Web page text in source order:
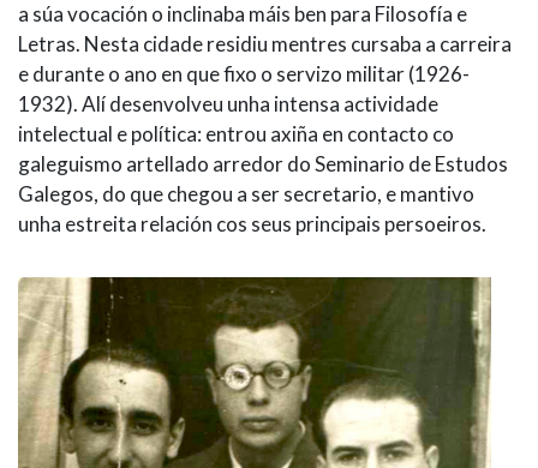
a súa vocación o inclinaba máis ben para Filosofía e
Letras. Nesta cidade residiu mentres cursaba a carreira
e durante o ano en que fixo o servizo militar (1926-
1932). Alí desenvolveu unha intensa actividade
intelectual e política: entrou axiña en contacto co
galeguismo artellado arredor do Seminario de Estudos
Galegos, do que chegou a ser secretario, e mantivo
unha estreita relación cos seus principais persoeiros.